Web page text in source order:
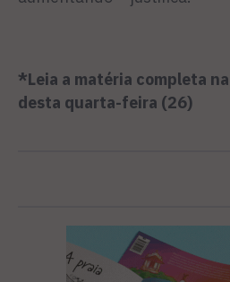
*Leia a matéria completa
desta quarta-feira (26)